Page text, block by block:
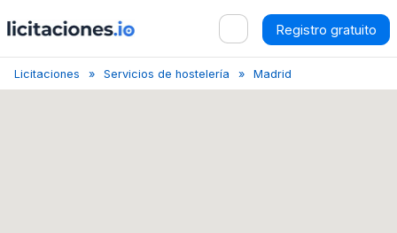
Registro gratuito
Licitaciones Servicios de hostelería Madrid